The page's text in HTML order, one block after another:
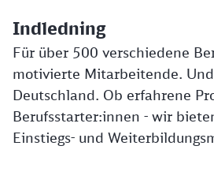
Indledning
Für über 500 verschiedene
motivierte Mitarbeitende.
Deutschland. Ob erfahrene
Berufsstarter:innen - wir
Einstiegs- und